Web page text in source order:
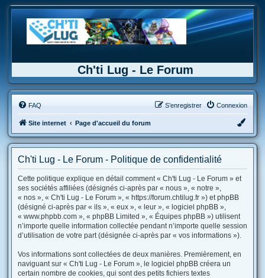
Ch'ti Lug - Le Forum
FAQ Connexion
S’enregistrer
Site internet Page d'accueil du forum
Ch'ti Lug - Le Forum - Politique de confidentialité
Cette politique explique en détail comment « Ch'ti Lug - Le Forum » et
ses sociétés affiliées (désignés ci-après par « nous », « notre »,
« nos », « Ch'ti Lug - Le Forum », « https://forum.chtilug.fr ») et phpBB
(désigné ci-après par « ils », « eux », « leur », « logiciel phpBB »,
« www.phpbb.com », « phpBB Limited », « Équipes phpBB ») utilisent
n’importe quelle information collectée pendant n’importe quelle session
d’utilisation de votre part (désignée ci-après par « vos informations »).
Vos informations sont collectées de deux manières. Premièrement, en
naviguant sur « Ch'ti Lug - Le Forum », le logiciel phpBB créera un
certain nombre de cookies, qui sont des petits fichiers textes